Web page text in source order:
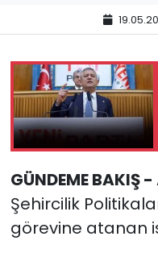
GÜNDEME BAKIŞ -
Şehircilik
görevine atanan
Yaşam
YEREL POLİTİKA
YEREL
Yurt